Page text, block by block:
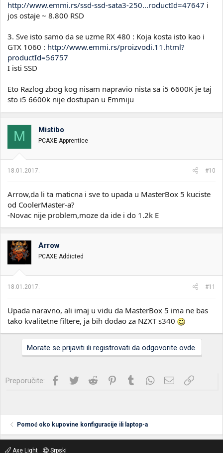
http://www.emmi.rs/ssd-ssd-sata3-250...roductId=47647 i
jos ostaje ~ 8.800 RSD
3. Sve isto samo da se uzme RX 480 : Koja kosta isto kao i
GTX 1060 : http://www.emmi.rs/proizvodi.11.html?
productId=56757
I isti SSD
Eto Razlog zbog kog nisam napravio nista sa i5 6600K je taj
sto i5 6600k nije dostupan u Emmiju
M Mistibo
PCAXE Apprentice
18.01.2017. #10
Arrow,da li ta maticna i sve to upada u MasterBox 5 kuciste
od CoolerMaster-a?
-Novac nije problem,moze da ide i do 1.2k E
Arrow
PCAXE Addicted
18.01.2017. #11
Upada naravno, ali imaj u vidu da MasterBox 5 ima ne bas
tako kvalitetne filtere, ja bih dodao za NZXT s340
Morate se prijaviti ili registrovati da odgovorite ovde.
Preporučite: Facebook
Twitter Reddit PinterestTumblrWhatsApp
Imejl Link
Pomoć oko kupovine konfiguracije ili laptop-a
Axe Light
Srpski